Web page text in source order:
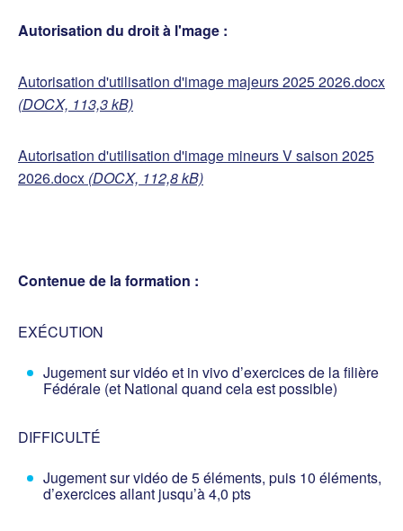
Autorisation du droit à l'mage :
Autorisation d'utilisation d'image majeurs 2025 2026.docx
(DOCX, 113,3 kB)
Autorisation d'utilisation d'image mineurs V saison 2025
2026.docx (DOCX, 112,8 kB)
Contenue de la formation :
EXÉCUTION
Jugement sur vidéo et in vivo d’exercices de la filière
Fédérale (et National quand cela est possible)
DIFFICULTÉ
Jugement sur vidéo de 5 éléments, puis 10 éléments,
d’exercices allant jusqu’à 4,0 pts